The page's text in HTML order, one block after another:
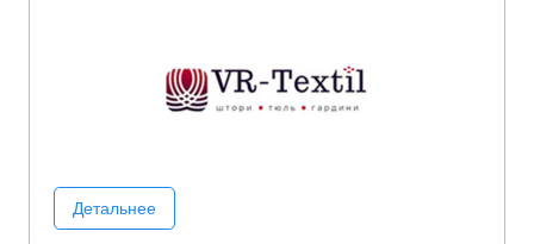
Детальнее